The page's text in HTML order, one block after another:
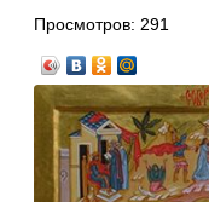
Просмотров: 291